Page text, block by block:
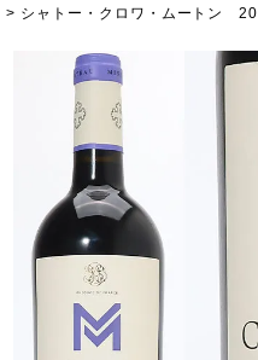
シャトー・クロワ・ムートン